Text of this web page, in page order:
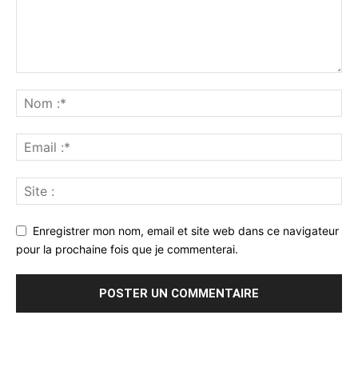
Enregistrer mon nom, email et site web dans ce navigateur
pour la prochaine fois que je commenterai.